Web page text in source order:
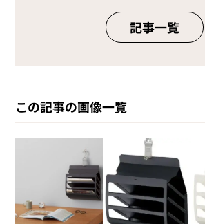
記事一覧
この記事の画像一覧